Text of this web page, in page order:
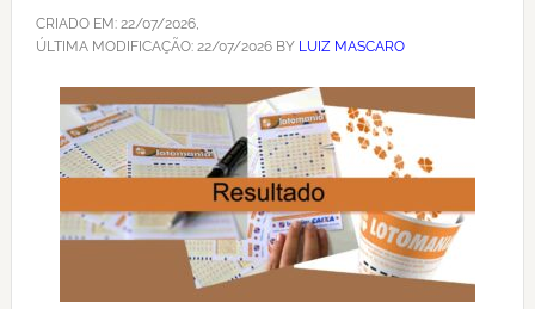
CRIADO EM: 22/07/2026,
ÚLTIMA MODIFICAÇÃO: 22/07/2026BY LUIZ MASCARO